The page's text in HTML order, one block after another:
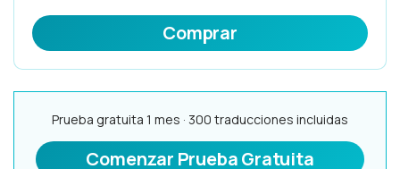
Comprar
Prueba gratuita 1 mes · 300 traducciones incluidas
Comenzar Prueba Gratuita